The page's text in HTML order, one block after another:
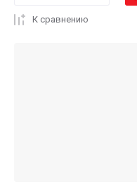
К сравнению